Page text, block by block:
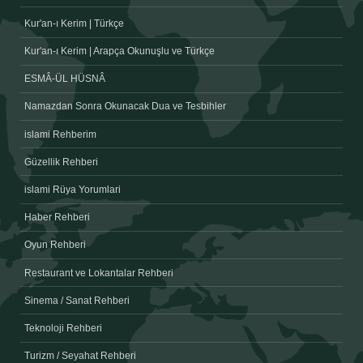
Kur'an-ı Kerim | Türkçe
Kur'an-ı Kerim | Arapça Okunuşlu ve Türkçe
ESMÂ-ÜL HÜSNÂ
Namazdan Sonra Okunacak Dua ve Tesbihler
islami Rehberim
Güzellik Rehberi
islami Rüya Yorumlari
Haber Rehberi
Oyun Rehberi
Restaurant ve Lokantalar Rehberi
Sinema / Sanat Rehberi
Teknoloji Rehberi
Turizm / Seyahat Rehberi